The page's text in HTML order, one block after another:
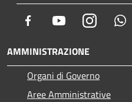
Facebook YoutubeInstagram
AMMINISTRAZIONE
Organi di Governo
Aree Amministrative